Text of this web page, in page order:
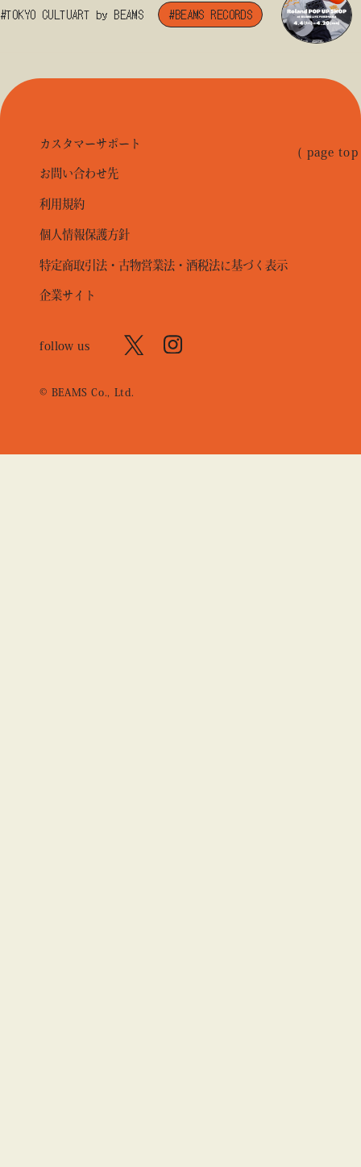
CULTUART by BEAMS #BEAMS RECORDS
( page
カスタマーサポート
お問い合わせ先
利用規約
個人情報保護方針
特定商取引法・古物営業法・酒税法に基づく表示
企業サイト
follow us
© BEAMS Co., Ltd.